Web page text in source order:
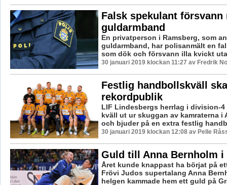
Falsk spekulant försvann
guldarmband
En privatperson i Ramsberg, som
guldarmband, har polisanmält en
som dök och försvann illa kvickt
30 januari 2019 klockan 11:27 av Fredrik
Festlig handbollskväll
rekordpublik
LIF Lindesbergs herrlag i division-
kväll ut ur skuggan av kamraterna i
och bjuder på en extra festlig
30 januari 2019 klockan 12:08 av Pelle
Guld till Anna Bernholm i
Året kunde knappast ha börjat på
Frövi Judos supertalang Anna
helgen kammade hem ett guld på